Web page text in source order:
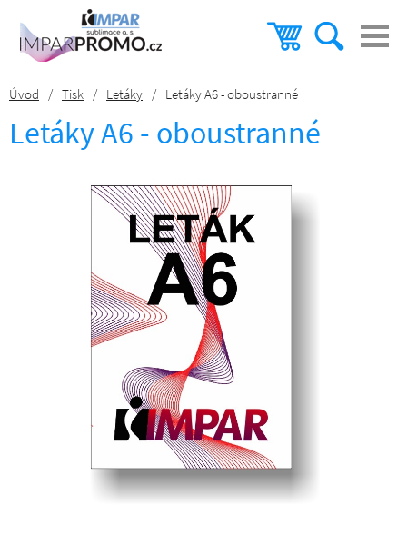
Úvod / Tisk / Letáky / Letáky A6 - oboustranné
Letáky A6 - oboustranné